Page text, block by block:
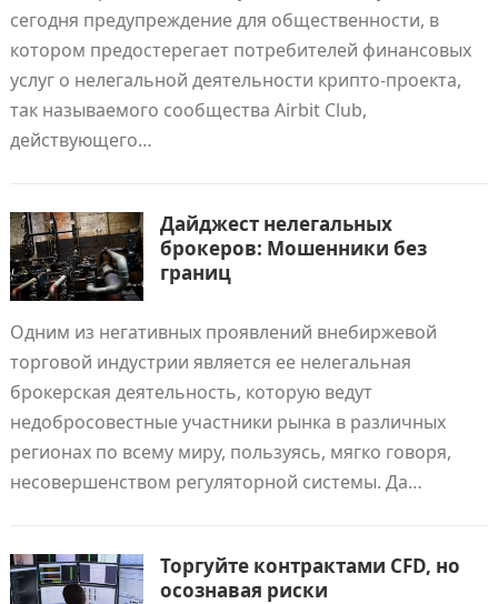
сегодня предупреждение для общественности, в
котором предостерегает потребителей финансовых
услуг о нелегальной деятельности крипто-проекта,
так называемого сообщества Airbit Club,
действующего…
Дайджест нелегальных
брокеров: Мошенники без
границ
Одним из негативных проявлений внебиржевой
торговой индустрии является ее нелегальная
брокерская деятельность, которую ведут
недобросовестные участники рынка в различных
регионах по всему миру, пользуясь, мягко говоря,
несовершенством регуляторной системы. Да…
Торгуйте контрактами CFD, но
осознавая риски